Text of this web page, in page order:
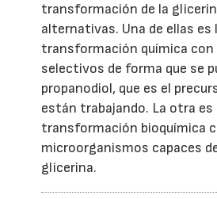
transformación de la
alternativas. Una de ellas es
transformación química
selectivos de forma que se
propanodiol, que es el
están trabajando. La otra es
transformación bioquímica
microorganismos capaces
glicerina.